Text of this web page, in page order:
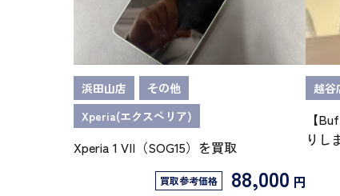
浜田山店
その他
Xperia(エクスペリア)
Xperia 1 VII（SOG15）を買取
買取参考価格 88,000 円
越谷
【
りし